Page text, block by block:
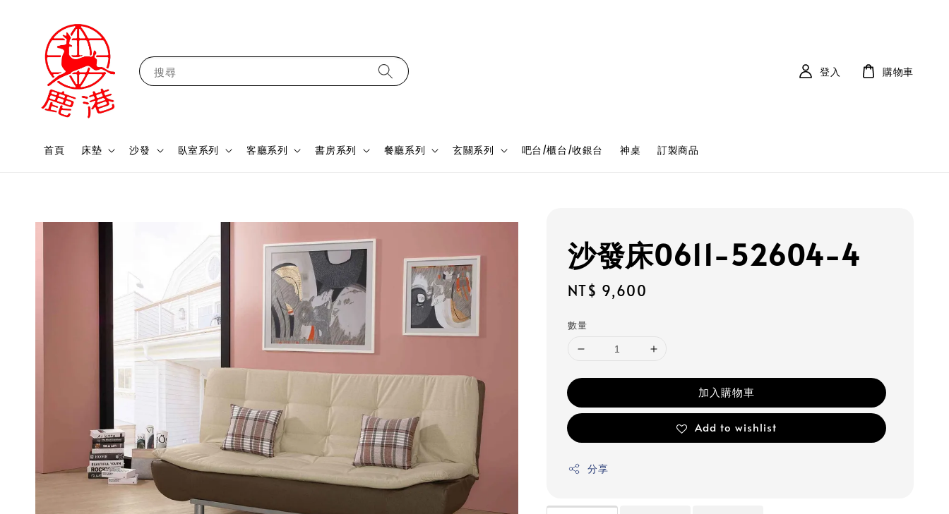
搜尋
首頁 床墊 沙發 臥室系列 客廳系列 書房系列 餐廳系列 玄關系列 吧台/櫃台/收銀台 神桌 訂製商品
登入 購物車
沙發床0611-52604-4
Regular
NT$ 9,600
數量
加入購物車
Add to wishlist
分享